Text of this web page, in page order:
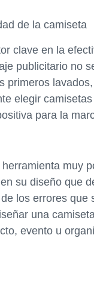
de la camiseta
clave en la
publicitario no
primeros
elegir
para la
muy
su diseño que
los errores que
una
evento u